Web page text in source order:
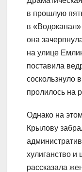
в прошлую
в
она
на улице
поставила
соскользнуло
пролилось на
Однако на
Крылову
хулиганство
рассказала